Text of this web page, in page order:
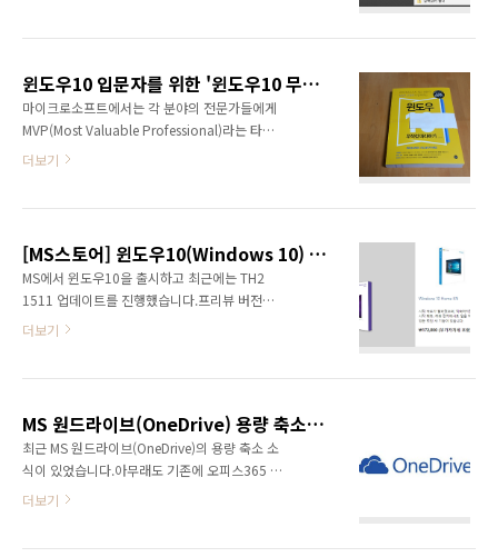
행합니다.다음과 같이 입력하면 전체 설치파일
vs_community__61..
새로 만들기(W) > 바로 가기(S)를 실행합니다.
바로 가기 생성을 위한 실행 경로를 입력하는 화
면이 표시됩니다. 항목 위치 입력 부분에 다음 내
용을 입력합니다. %windir%\explorer.exe
shell:Appsfolder\Microsoft.MicrosoftEdge_8wekyb3d8bbwe!MicrosoftEdge
다음으로 바로 가기 이름을 지정할 수 ..
윈도우10 입문자를 위한 '윈도우10 무작정 따라하기'
마이크로소프트에서는 각 분야의 전문가들에게
MVP(Most Valuable Professional)라는 타이
틀을 줍니다.웹 분야 MVP가 작성한 윈도우10
습니다. 또한 윈도우10 TH2 업데이트를 통해서
기존 정품 시리얼로 직접 설치가 가능하게 했습
니다.다만 아직까지는 업데이트 기간이 남아 있
기 때문에 점유율이 급격하기 늘지는 않았습니
다.책이 구겨지지 않도록 종이로 한 번 감긴 상태
는 제목을 확인할 수 있습니다. 윈도우 분야 베스
보를 확인할 수 있는 책입니다.윈도우10이 출시
되면서 M..
더보기
[MS스토어] 윈도우10(Windows 10) Home/Pro 구매 방법 (172,000원/Free)
MS에서 윈도우10을 출시하고 최근에는 TH2
1511 업데이트를 진행했습니다.프리뷰 버전부
터 사용했는데 만족하면서 사용하고 있습니다.
8, 8.1 등을 사용하던 분들은 무료 업그레이드가
가능합니다.윈도우10 정품 구매는 MS스토어를
통해서 쉽게 구매가 가능합니다.하단의 링크를
클릭해서 MS스토어의 윈도우10 구매가 가능합
니다.▶▶▶▶ 윈도우10 구매하러 가기
구매가 가능합니다.구매 페이지의 다음 부분을
더보기
MS 원드라이브(OneDrive) 용량 축소 및 유지 방법
최근 MS 원드라이브(OneDrive)의 용량 축소 소
식이 있었습니다.아무래도 기존에 오피스365 사
용자에게 제공하던 무제한 용량의 부담이 상당
더보기